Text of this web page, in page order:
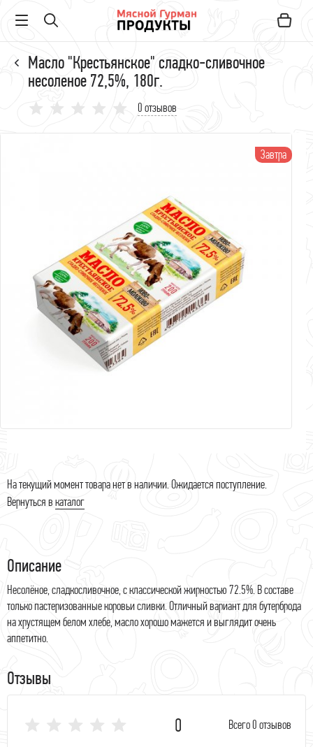
Масло "Крестьянское" сладко-сливочное
несоленое 72,5%, 180г.
0 отзывов
Завтра
На текущий момент товара нет в наличии. Ожидается поступление.
Вернуться в каталог
Описание
Несолёное, сладкосливочное, с классической жирностью 72.5%. В составе
только пастеризованные коровьи сливки. Отличный вариант для бутерброда
на хрустящем белом хлебе, масло хорошо мажется и выглядит очень
аппетитно.
Отзывы
0 Всего 0 отзывов